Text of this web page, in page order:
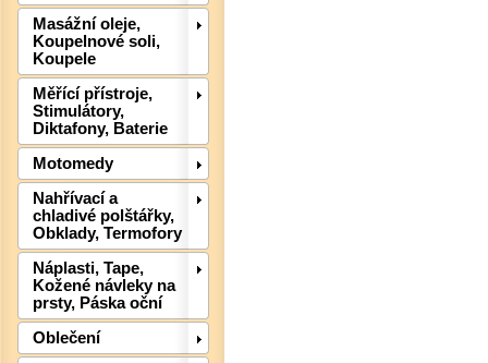
Masážní oleje,
Koupelnové soli,
Koupele
Měřící přístroje,
Stimulátory,
Diktafony, Baterie
Motomedy
Nahřívací a
chladivé polštářky,
Obklady, Termofory
Náplasti, Tape,
Kožené návleky na
prsty, Páska oční
Oblečení